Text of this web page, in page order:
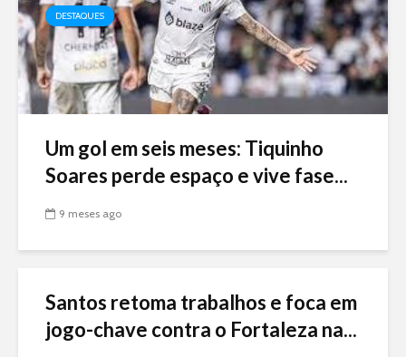
DESTAQUES
Um gol em seis meses: Tiquinho
Soares perde espaço e vive fase...
9 meses ago
Santos retoma trabalhos e foca em
jogo-chave contra o Fortaleza na...